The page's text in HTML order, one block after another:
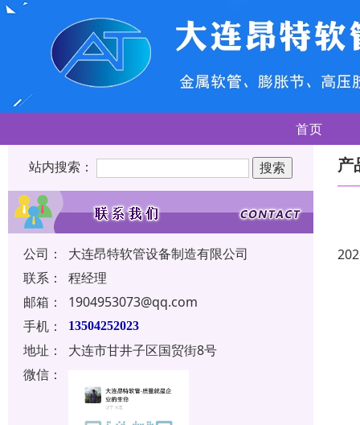
首页
站内搜索：
公司：
大连昂特软管设备制造有限公司
联系：
程经理
邮箱：
1904953073@qq.com
手机：
13504252023
地址：
大连市甘井子区国贸街8号
微信：
产